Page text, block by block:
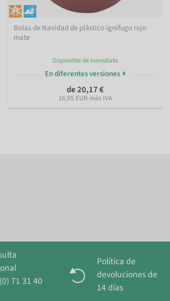
Bolas de Navidad de plástico ignífugo rojo
mate
Disponible de inmediato
En diferentes versiones
de 20,17 €
16,95 EUR más IVA
71 31 40
Política de
devoluciones de
14 días